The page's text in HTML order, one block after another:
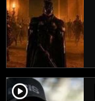
player2